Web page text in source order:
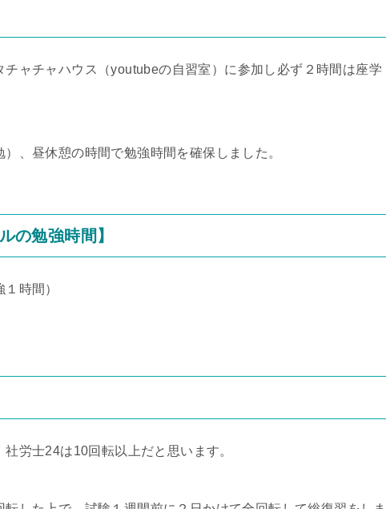
チャチャハウス（youtubeの自習室）に参加し必ず２時間は座学
、昼休憩の時間で勉強時間を確保しました。
の勉強時間】
時間）
労士24は10回転以上だと思います。